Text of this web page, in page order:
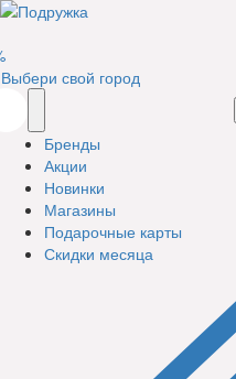
Выбери свой город
Бренды
Акции
Новинки
Магазины
Подарочные карты
Скидки месяца